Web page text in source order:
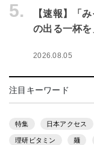
5.
【速報】「
の出る一杯を
2026.08.05
注目キーワード
特集 日本アクセス
理研ビタミン 麺